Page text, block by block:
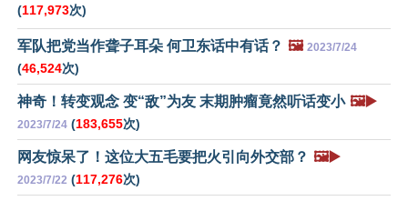
(117,973次)
军队把党当作聋子耳朵 何卫东话中有话？ 🖼️ 2023/7/24
(46,524次)
神奇！转变观念 变“敌”为友 末期肿瘤竟然听话变小 🖼️▶️
2023/7/24 (183,655次)
网友惊呆了！这位大五毛要把火引向外交部？ 🖼️▶️
2023/7/22 (117,276次)